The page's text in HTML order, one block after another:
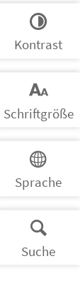
Kontrast
Schrift­größe
Sprache
Suche